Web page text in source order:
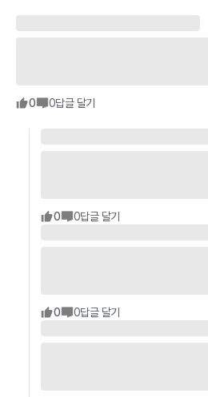
0 0답글 달기
0 0답글 달기
0 0답글 달기